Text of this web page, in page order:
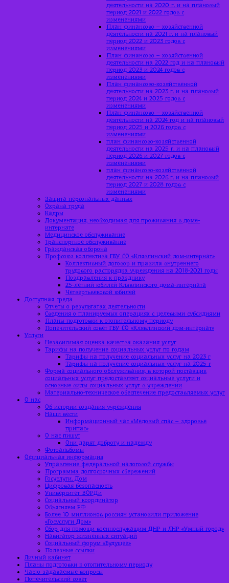
деятельности на 2020 г. и на плановый
период 2021 и 2022 годов с
изменениями
План финансово – хозяйственной
деятельности на 2021 г. и на плановый
период 2022 и 2023 годов с
изменениями
План финансово – хозяйственной
деятельности на 2022 год и на плановый
период 2023 и 2024 годов с
изменениями
План финансово-хозяйственной
деятельности на 2023 г. и на плановый
период 2024 и 2025 годов с
изменениями
План финансово – хозяйственной
деятельности на 2024 год и на плановый
период 2025 и 2026 годов с
изменениями
план финансово-хозяйственной
деятельности на 2025 г. и на плановый
период 2026 и 2027 годов с
изменениями
план финансово-хозяйственной
деятельности на 2026 г. и на плановый
период 2027 и 2028 годов с
изменениями
Защита персональных данных
Охрана труда
Кадры
Документация, необходимая для проживания в доме-
интернате
Медицинское обслуживание
Транспортное обслуживание
Гражданская оборона
Профсоюз коллектива ГБУ СО «Клявлинский дом-интернат»
Коллективный договор и правила внутреннего
трудового распорядка учреждения на 2018-2021 годы
Поздравления к празднику
25-летний юбилей Клявлинского дома-интерната
Четвертьвековой юбилей
Доступная среда
Отчеты о результатах деятельности
Сведения о планируемых операциях с целевыми субсидиями
Планы подготовки к отопительному периоду
Попечительский совет ГБУ СО «Клявлинский дом-интернат»
Услуги
Независимая оценка качества оказания услуг
Тарифы на получение социальных услуг по годам
Тарифы на получение социальных услуг на 2023 г
Тарифы на получение социальных услуг на 2025 г
Форма социального обслуживания, в которой поставщик
социальных услуг предоставляет социальные услуги и
основные виды социальных услуг в учреждении
Материально-техническое обеспечение предоставляемых услуг
О нас
Об истории создания учреждения
Наши вести
Информационный час «Медовый спас – здоровье
припас»
О нас пишут
Они дарят доброту и надежду
Фотоальбомы
Официальная информация
Управление федеральной налоговой службы
Программа долгосрочных сбережений
Госуслуги. Дом
Цифровая безопасность
Университет ВОРДи
Социальный координатор
Объясняем РФ
Более 10 миллионов россиян установили приложение
«Госуслуги Дом»
Сбор для помощи военнослужащим ДНР и ЛНР «Умный город»
Навигатор жизненных ситуаций
Социальный форум «Будущее»
Полезные ссылки
Личный кабинет
Планы подготовки к отопительному периоду
Часто задаваемые вопросы
Попечительский совет